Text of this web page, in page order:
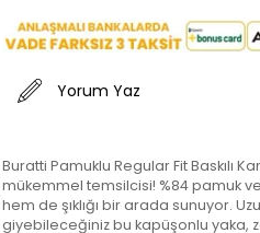
Yorum Yaz
Buratti Pamuklu Regular Fit Baskılı
mükemmel temsilcisi! %84 pamuk
hem de şıklığı bir arada sunuyor.
giyebileceğiniz bu kapüşonlu yaka,